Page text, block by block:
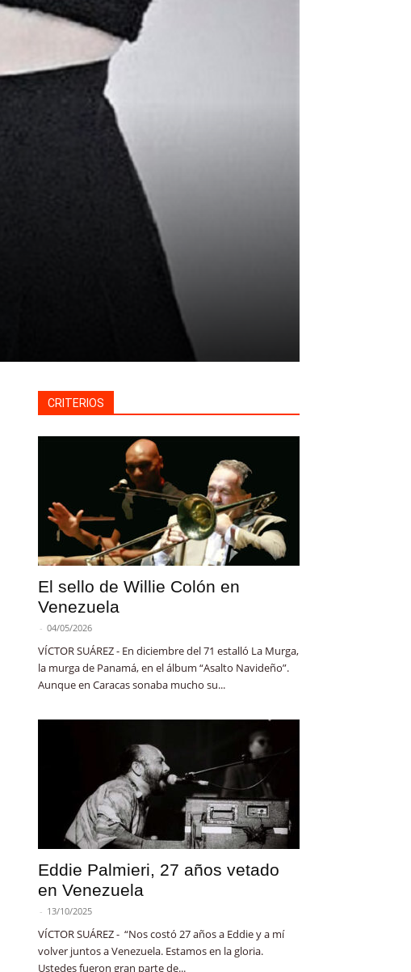
CRITERIOS
El sello de Willie Colón en
Venezuela
- 04/05/2026
VÍCTOR SUÁREZ - En diciembre del 71 estalló La Murga,
la murga de Panamá, en el álbum “Asalto Navideño”.
Aunque en Caracas sonaba mucho su...
Eddie Palmieri, 27 años vetado
en Venezuela
- 13/10/2025
VÍCTOR SUÁREZ - “Nos costó 27 años a Eddie y a mí
volver juntos a Venezuela. Estamos en la gloria.
Ustedes fueron gran parte de...